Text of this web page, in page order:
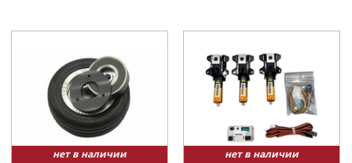
нет в наличии нет в наличии